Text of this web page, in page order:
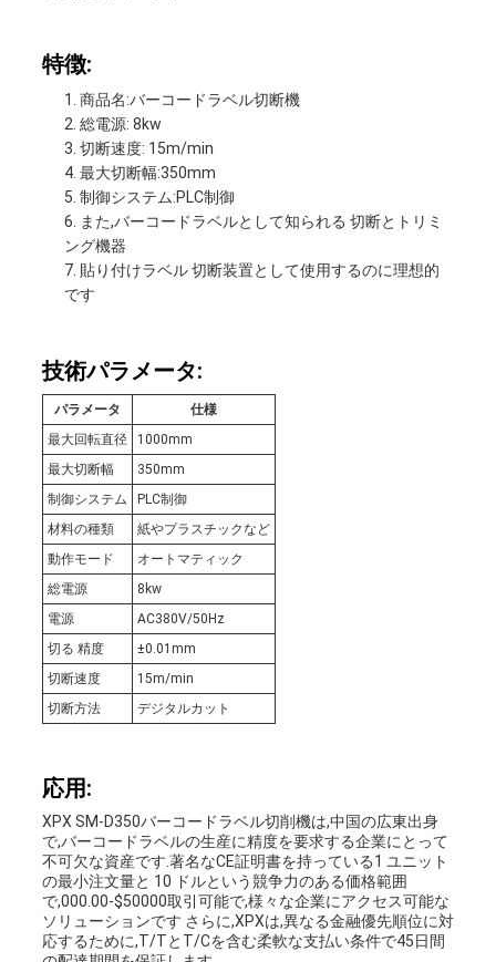
特徴:
商品名:バーコードラベル切断機
総電源: 8kw
切断速度: 15m/min
最大切断幅:350mm
制御システム:PLC制御
また,バーコードラベルとして知られる 切断とトリミ
ング機器
貼り付けラベル 切断装置として使用するのに理想的
です
技術パラメータ:
パラメータ
仕様
最大回転直径
1000mm
最大切断幅
350mm
制御システム
PLC制御
材料の種類
紙やプラスチックなど
動作モード
オートマティック
総電源
8kw
電源
AC380V/50Hz
切る 精度
±0.01mm
切断速度
15m/min
切断方法
デジタルカット
応用:
XPX SM-D350バーコードラベル切削機は,中国の広東出身
で,バーコードラベルの生産に精度を要求する企業にとって
不可欠な資産です.著名なCE証明書を持っている1 ユニット
の最小注文量と 10 ドルという競争力のある価格範囲
で,000.00-$50000取引可能で,様々な企業にアクセス可能な
ソリューションです さらに,XPXは,異なる金融優先順位に対
応するために,T/TとT/Cを含む柔軟な支払い条件で45日間